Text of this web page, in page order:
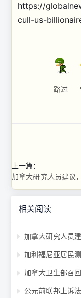
https://
cull-us-
路过
上一篇：
相关阅读
加拿大研究人员
加利福尼亚居民
加拿大卫生部召